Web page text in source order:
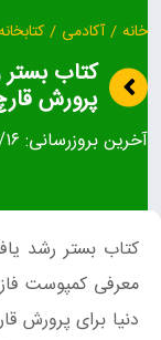
خانه / آکادمی /
کتاب بستر
پرورش
آخرین بروزرسانی:
کتاب بستر رشد
معرفی کمپوست
دنیا برای پرورش